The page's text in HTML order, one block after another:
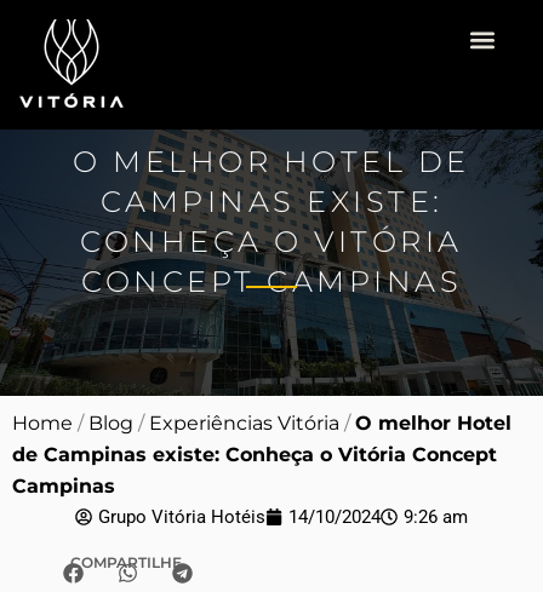
conteúdo
O MELHOR HOTEL DE
CAMPINAS EXISTE:
CONHEÇA O VITÓRIA
CONCEPT CAMPINAS
Home / Blog / Experiências Vitória /O melhor Hotel
de Campinas existe: Conheça o Vitória Concept
Campinas
Grupo Vitória Hotéis 14/10/2024 9:26 am
COMPARTILHE